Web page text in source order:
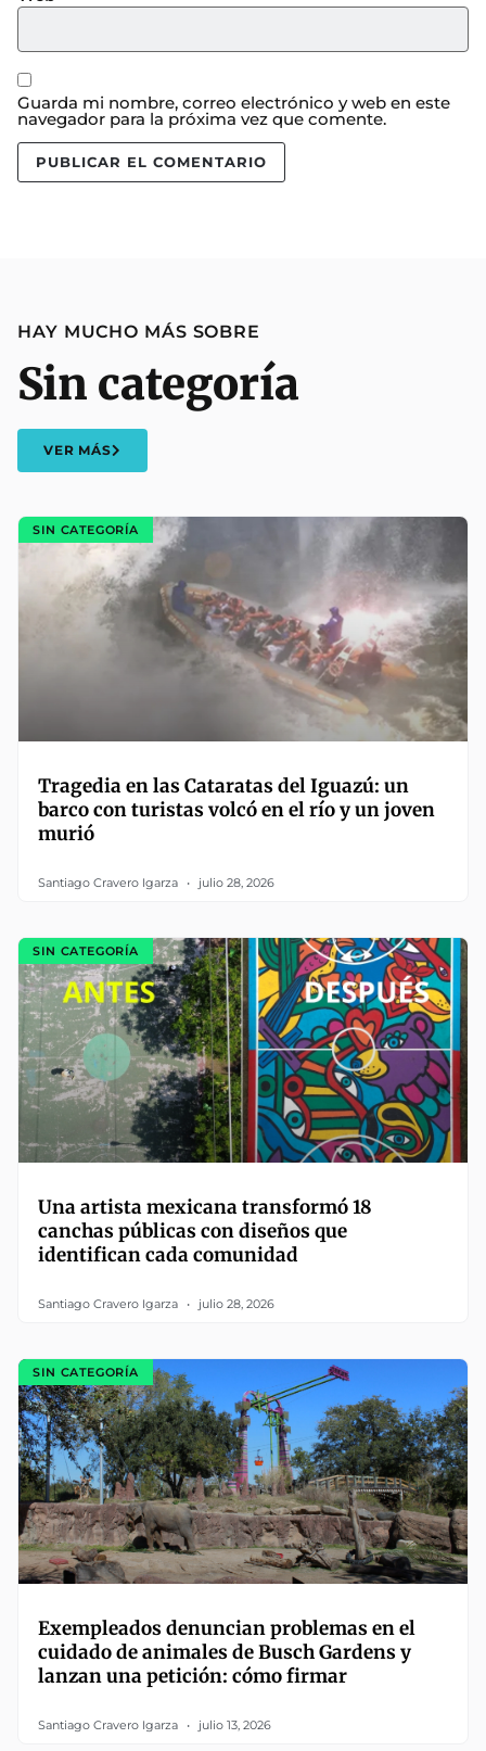
Guarda mi nombre, correo electrónico y web en este
navegador para la próxima vez que comente.
HAY MUCHO MÁS SOBRE
Sin categoría
VER MÁS
SIN CATEGORÍA
Tragedia en las Cataratas del Iguazú: un
barco con turistas volcó en el río y un joven
murió
Santiago Cravero Igarza julio 28, 2026
SIN CATEGORÍA
Una artista mexicana transformó 18
canchas públicas con diseños que
identifican cada comunidad
Santiago Cravero Igarza julio 28, 2026
SIN CATEGORÍA
Exempleados denuncian problemas en el
cuidado de animales de Busch Gardens y
lanzan una petición: cómo firmar
Santiago Cravero Igarza julio 13, 2026